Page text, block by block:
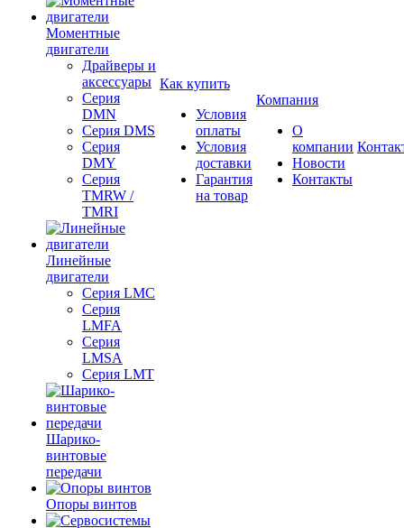
Моментные
двигатели
Драйверы и
аксессуары
Серия
DMN
Серия DMS
Серия
DMY
Серия
TMRW /
TMRI
Линейные
двигатели
Серия LMC
Серия
LMFA
Серия
LMSA
Серия LMT
Шарико-
винтовые
передачи
Опоры винтов
Как купить
Условия
оплаты
Условия
доставки
Гарантия
на товар
Компания
О
компании
Новости
Контакты